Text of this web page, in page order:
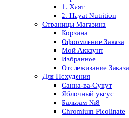
1. Хаят
2. Hayat Nutrition
Страницы Магазина
Корзина
Оформление Заказа
Мой Аккаунт
Избранное
Отслеживание Заказа
Для Похудения
Санна-ва-Сунут
Яблочный уксус
Бальзам №8
Chromium Picolinate